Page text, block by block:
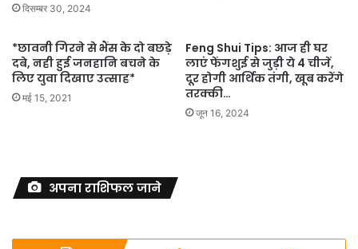
दिसम्बर 30, 2024
*छावनी गिरने से भैंस के दो बछड़े
दबे, नही हुई जनहानि बचने के
लिए युवा दिखाए उत्साह*
मई 15, 2021
Feng Shui Tips: आज ही घर
लाएं फेंगशुई से जुड़ी ये 4 चीजें,
दूर होगी आर्थिक तंगी, खूब करेंगे
तरक्की…
जून 16, 2024
अपना राशिफल जाने